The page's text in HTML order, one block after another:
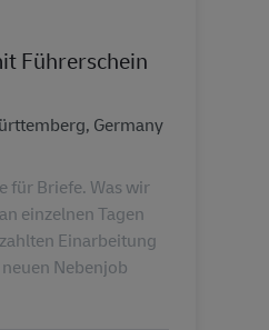
Führerschein
Germany
für Briefe. Was wir
einzelnen Tagen
Einarbeitung
Nebenjob